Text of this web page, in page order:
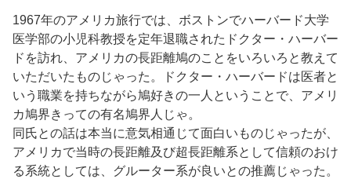
1967年のアメリカ旅行では、ボストンでハーバード大学
医学部の小児科教授を定年退職されたドクター・ハーバー
ドを訪れ、アメリカの長距離鳩のことをいろいろと教えて
いただいたものじゃった。ドクター・ハーバードは医者と
いう職業を持ちながら鳩好きの一人ということで、アメリ
カ鳩界きっての有名鳩界人じゃ。
同氏との話は本当に意気相通じて面白いものじゃったが、
アメリカで当時の長距離及び超長距離系として信頼のおけ
る系統としては、グルーター系が良いとの推薦じゃった。